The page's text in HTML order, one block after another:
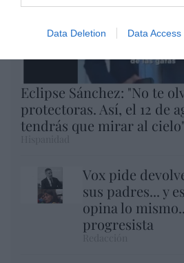
Data Deletion Data Access
Eclipse Sánchez: "No te
protectoras. Así, el 12 de
tendrás que mirar al cielo"
Vox pide
sus padres... y
opina lo
progresista